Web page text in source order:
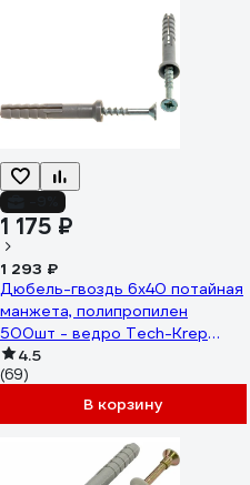
1 175 ₽
1 293 ₽
Дюбель-гвоздь 6х40 потайная
манжета, полипропилен
500шт - ведро Tech-Krep
113144
4.5
(69)
В корзину